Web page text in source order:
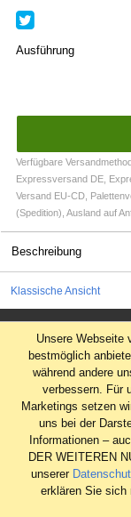
Ausführung
Verfügbare
Expressversand DE,
Versand EU-CD,
(Spedition), Ausland auf
Beschreibung
Klassische Ansicht
Unsere Webseite
bestmöglich
während andere
verbessern. Für
Marketings setzen
uns bei der
Informationen –
DER WEITEREN
unserer
erklären Sie sich